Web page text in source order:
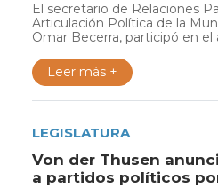
El secretario de Relaciones
Articulación Política de la
Omar Becerra, participó en
Leer más +
LEGISLATURA
Von der Thusen
a partidos políticos